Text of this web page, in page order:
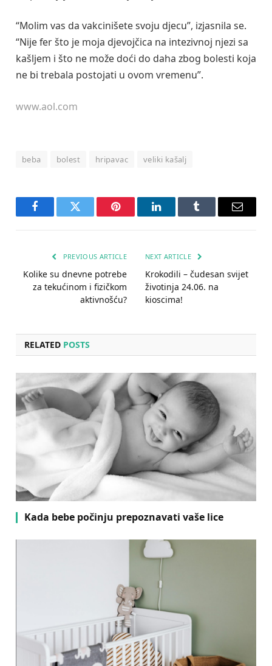
“Molim vas da vakcinišete svoju djecu”, izjasnila se.
“Nije fer što je moja djevojčica na intezivnoj njezi sa
kašljem i što ne može doći do daha zbog bolesti koja
ne bi trebala postojati u ovom vremenu”.
www.aol.com
beba bolest hripavac veliki kašalj
FacebookTwitter Pinterest LinkedInTumblr Email
PREVIOUS ARTICLE
Kolike su dnevne potrebe
za tekućinom i fizičkom
aktivnošću?
NEXT ARTICLE
Krokodili – čudesan svijet
životinja 24.06. na
kioscima!
RELATED POSTS
Kada bebe počinju prepoznavati vaše lice